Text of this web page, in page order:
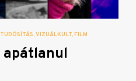
VIZUÁLKULT FILM